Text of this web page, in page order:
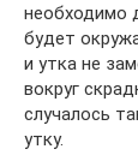
необходимо
будет
и утка не
вокруг
случалось
утку.